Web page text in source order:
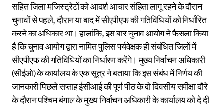
सहित जिला मजिस्ट्रेटों को आदर्श आचार संहिता लागू रहने के दौरान
चुनावों से पहले, दौरान या बाद में सीएपीएफ की गतिविधियों को निर्धारित
करने का अधिकार था। हालांकि, इस बार चुनाव आयोग ने फैसला किया
है कि चुनाव आयोग द्वारा नामित पुलिस पर्यवेक्षक ही संबंधित जिलों में
सीएपीएफ की गतिविधियों का निर्धारण करेंगे। मुख्य निर्वाचन अधिकारी
(सीईओ) के कार्यालय के एक सूत्र ने बताया कि इस संबंध में निर्णय की
जानकारी पिछले सप्ताह ईसीआई की पूर्ण पीठ के दो दिवसीय समीक्षा दौरे
के दौरान पश्चिम बंगाल के मुख्य निर्वाचन अधिकारी के कार्यालय को दे दी